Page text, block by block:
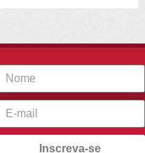
Inscreva-se